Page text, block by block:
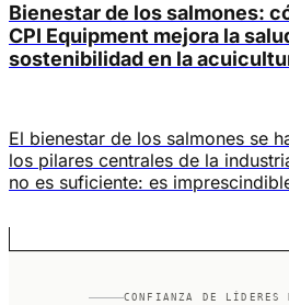
Bienestar de los salmones:
CPI Equipment mejora la
sostenibilidad en la
El bienestar de los salmones se
los pilares centrales de la
no es suficiente: es
estrés, la mortalidad y la
químicos. En este contexto, el
CONFIANZA DE LÍDERES